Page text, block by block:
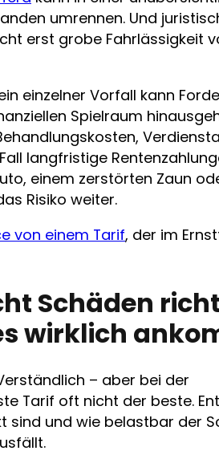
umrennen. Und
erst grobe Fahrlässigkeit
einzelner Vorfall kann
Spielraum
langfristige
einem zerstörten Zaun
Risiko weiter.
von einem Tarif, der im
Schäden
wirklich
– aber bei der
Tarif oft nicht der beste.
sind und wie belastbar der